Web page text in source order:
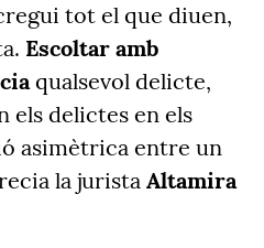
tot el que diuen,
Escoltar amb
qualsevol delicte,
els delictes en els
asimètrica entre un
la jurista Altamira